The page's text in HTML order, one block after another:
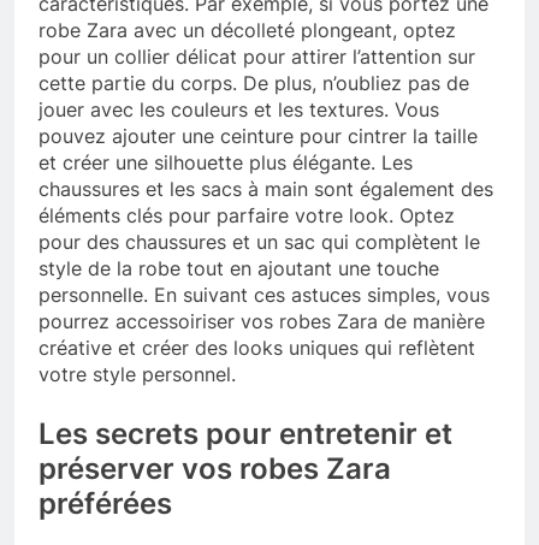
robe Zara avec un décolleté plongeant, optez
pour un collier délicat pour attirer l’attention sur
cette partie du corps. De plus, n’oubliez pas de
jouer avec les couleurs et les textures. Vous
pouvez ajouter une ceinture pour cintrer la taille
et créer une silhouette plus élégante. Les
chaussures et les sacs à main sont également des
éléments clés pour parfaire votre look. Optez
pour des chaussures et un sac qui complètent le
style de la robe tout en ajoutant une touche
personnelle. En suivant ces astuces simples, vous
pourrez accessoiriser vos robes Zara de manière
créative et créer des looks uniques qui reflètent
votre style personnel.
Les secrets pour entretenir et
préserver vos robes Zara
préférées